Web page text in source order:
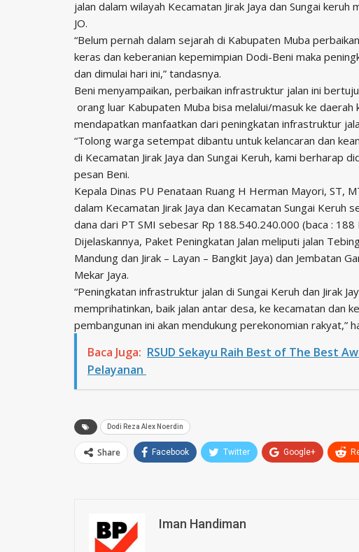
jalan dalam wilayah Kecamatan Jirak Jaya dan Sungai
JO.
“Belum pernah dalam sejarah di Kabupaten Muba
keras dan keberanian kepemimpian Dodi-Beni maka
dan dimulai hari ini,” tandasnya.
Beni menyampaikan, perbaikan infrastruktur jalan ini
orang luar Kabupaten Muba bisa melalui/masuk ke daerah
mendapatkan manfaatkan dari peningkatan infrastruktur
“Tolong warga setempat dibantu untuk kelancaran dan
di Kecamatan Jirak Jaya dan Sungai Keruh, kami berharap
pesan Beni.
Kepala Dinas PU Penataan Ruang H Herman Mayori, ST,
dalam Kecamatan Jirak Jaya dan Kecamatan Sungai
dana dari PT SMI sebesar Rp 188.540.240.000 (baca : 188
Dijelaskannya, Paket Peningkatan Jalan meliputi jalan
Mandung dan Jirak – Layan – Bangkit Jaya) dan Jembatan
Mekar Jaya.
“Peningkatan infrastruktur jalan di Sungai Keruh dan Jirak
memprihatinkan, baik jalan antar desa, ke kecamatan dan
pembangunan ini akan mendukung perekonomian rakyat,”
Baca Juga: RSUD Sekayu Raih Best of The Best
Pelayanan
Dodi Reza Alex Noerdin
Share Facebook Twitter Google+
Iman Handiman